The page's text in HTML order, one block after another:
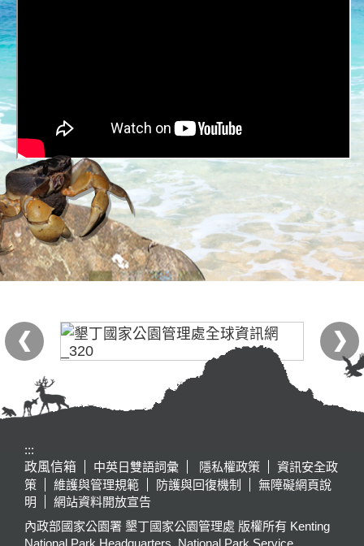
:::
政風信箱
中英日雙語詞彙 隱私權政策
資訊安全政
策
維護與管理規範 防護與回復機制
無障礙網頁說
明
網站資料開放宣告
內政部國家公園署 墾丁國家公園管理處 版權所有 Kenting
National Park Headquarters, National Park Service,